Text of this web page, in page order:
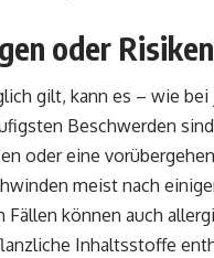
oder
gilt, kann es – wie
Beschwerden
oder eine
meist nach
können auch
Inhaltsstoffe